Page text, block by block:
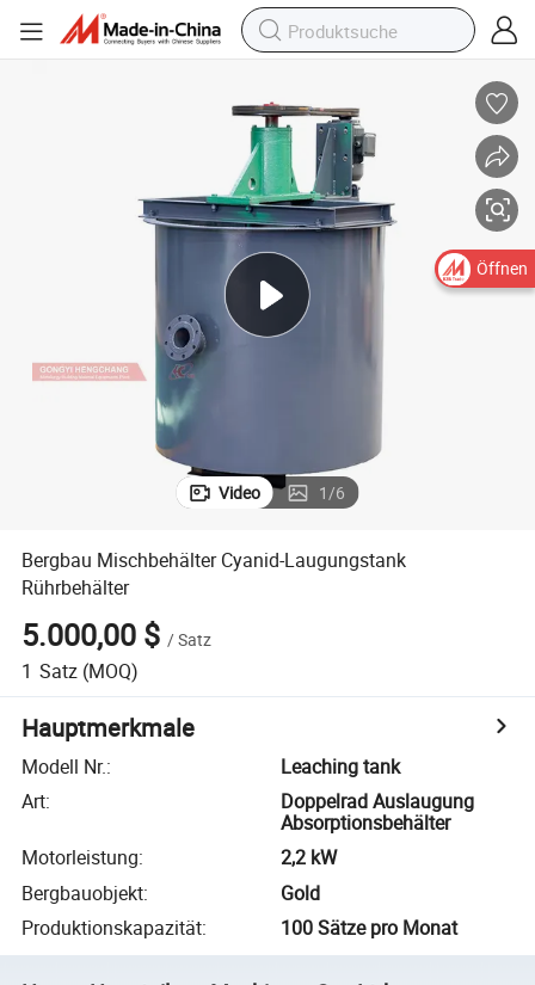
Video 1/6
Bergbau Mischbehälter Cyanid-Laugungstank
Rührbehälter
5.000,00 $ /Satz
1 Satz (MOQ)
Hauptmerkmale
Modell Nr.:
Leaching tank
Art:
Doppelrad Auslaugung
Absorptionsbehälter
Motorleistung:
2,2 kW
Bergbauobjekt:
Gold
Produktionskapazität: 100 Sätze pro Monat
Öffnen